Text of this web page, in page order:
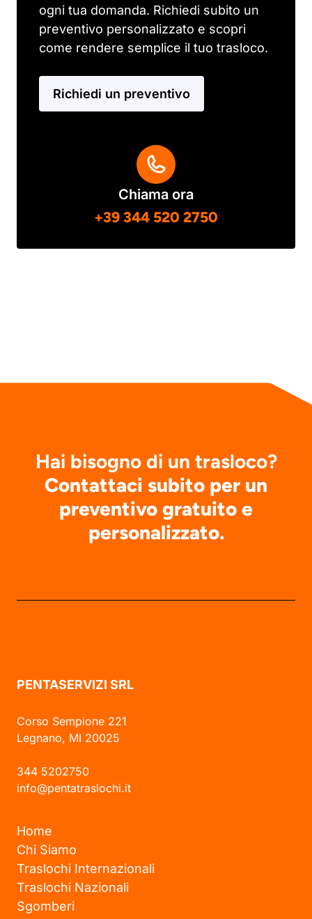
ogni tua domanda. Richiedi subito un
preventivo personalizzato e scopri
come rendere semplice il tuo trasloco.
Richiedi un preventivo
Chiama ora
+39 344 520 2750
Hai bisogno di un trasloco?
Contattaci subito per un
preventivo gratuito e
personalizzato.
PENTASERVIZI SRL
Corso Sempione 221
Legnano, MI 20025
344 5202750
info@pentatraslochi.it
Home
Chi Siamo
Traslochi Internazionali
Traslochi Nazionali
Sgomberi